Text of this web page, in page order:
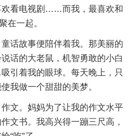
欢看电视剧……而我，最喜欢和
在一起。
话故事便陪伴着我。那美丽的
话的大老鼠，机智勇敢的小白
引着我的眼球。每天晚上，只
我做一个甜甜的美梦。
文。妈妈为了让我的作文水平
文书。我高兴得一蹦三尺高，